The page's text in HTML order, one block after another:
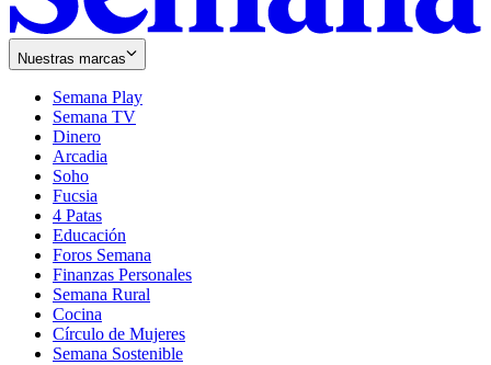
Nuestras marcas
Semana Play
Semana TV
Dinero
Arcadia
Soho
in
new
window
Fucsia
in
new
window
4 Patas
Educación
Foros Semana
Finanzas Personales
Semana Rural
Cocina
Círculo de Mujeres
Semana Sostenible